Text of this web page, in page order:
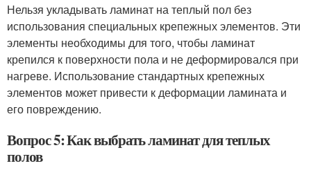
Нельзя укладывать ламинат на теплый пол без
использования специальных крепежных элементов. Эти
элементы необходимы для того, чтобы ламинат
крепился к поверхности пола и не деформировался при
нагреве. Использование стандартных крепежных
элементов может привести к деформации ламината и
его повреждению.
Вопрос 5: Как выбрать ламинат для теплых
полов